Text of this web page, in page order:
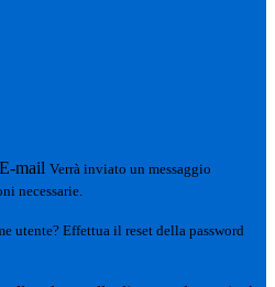
E-mail Verrà inviato un messaggio
necessarie.
utente? Effettua il reset della password